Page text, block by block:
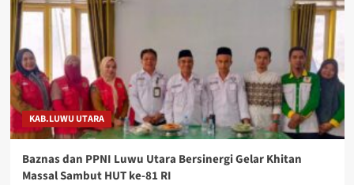
KAB.LUWU UTARA
Baznas dan PPNI Luwu Utara Bersinergi Gelar Khitan
Massal Sambut HUT ke-81 RI